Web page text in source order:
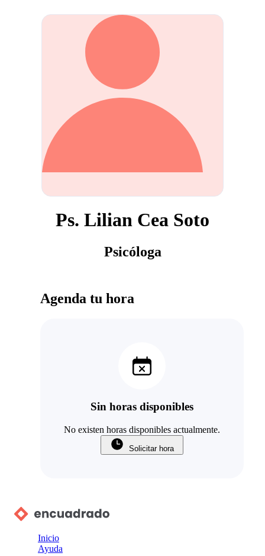
Ps. Lilian Cea Soto
Psicóloga
Agenda tu hora
Sin horas disponibles
No existen horas disponibles actualmente.
Solicitar hora
Inicio
Ayuda